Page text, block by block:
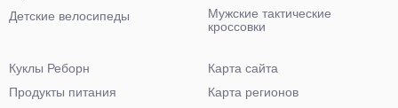
Детские велосипеды
Мужские тактические
кроссовки
Куклы Реборн
Продукты питания
Карта сайта
Карта регионов